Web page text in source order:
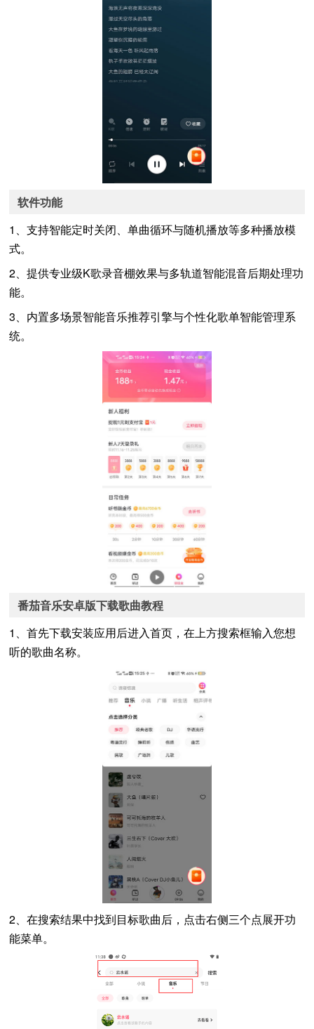
软件功能
1、支持智能定时关闭、单曲循环与随机播放等多种播放模
式。
2、提供专业级K歌录音棚效果与多轨道智能混音后期处理功
能。
3、内置多场景智能音乐推荐引擎与个性化歌单智能管理系
统。
番茄音乐安卓版下载歌曲教程
1、首先下载安装应用后进入首页，在上方搜索框输入您想
听的歌曲名称。
2、在搜索结果中找到目标歌曲后，点击右侧三个点展开功
能菜单。